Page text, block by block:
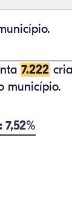
7.222
município.
7,52%